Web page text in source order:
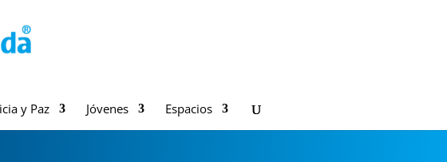
y Paz Jóvenes Espacios